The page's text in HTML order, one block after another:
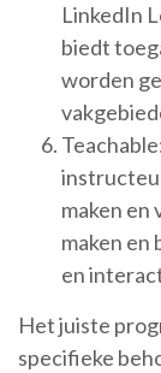
LinkedIn
biedt
worden
maken en
maken en
en
Het juiste
specifieke